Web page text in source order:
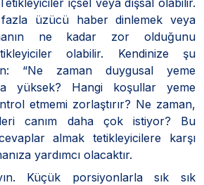
üzücü haber dinlemek veya
ne kadar zor olduğunu
olabilir. Kendinize şu
“Ne zaman duygusal yeme
yüksek? Hangi koşullar yeme
etmemi zorlaştırır? Ne zaman,
canım daha çok istiyor? Bu
almak tetikleyicilere karşı
yardımcı olacaktır.
Küçük porsiyonlarla sık sık